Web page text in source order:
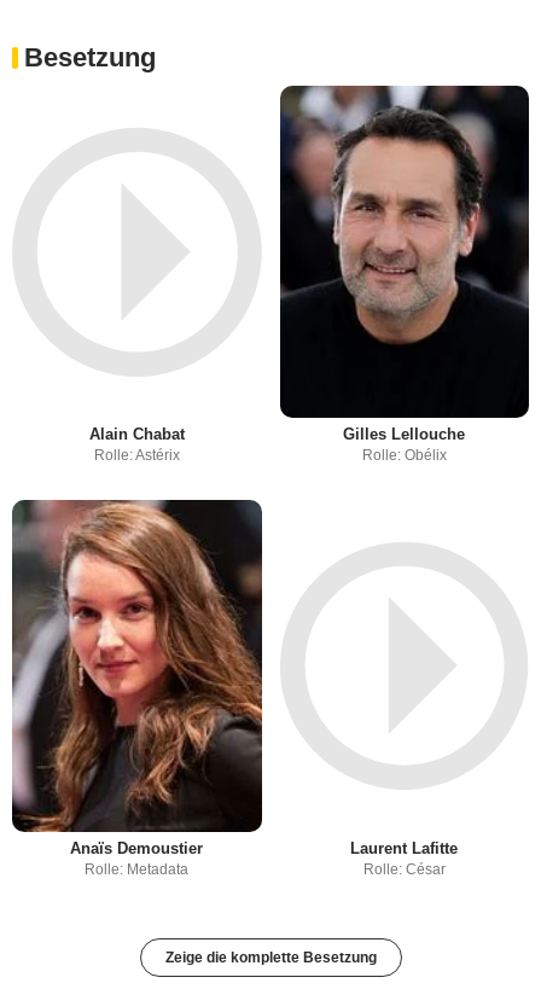
Besetzung
Alain Chabat
Rolle: Astérix
Gilles Lellouche
Rolle: Obélix
Anaïs Demoustier
Rolle: Metadata
Laurent Lafitte
Rolle: César
Zeige die komplette Besetzung